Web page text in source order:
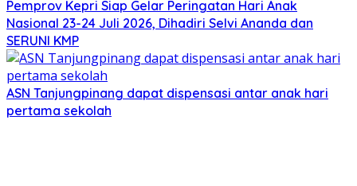
Pemprov Kepri Siap Gelar Peringatan Hari Anak
Nasional 23-24 Juli 2026, Dihadiri Selvi Ananda dan
SERUNI KMP
ASN Tanjungpinang dapat dispensasi antar anak hari
pertama sekolah